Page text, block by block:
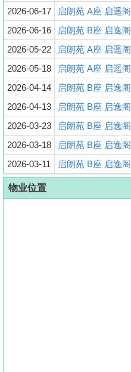
2026-06-17
启朗苑 A座 启遥阁
2026-06-16
启朗苑 B座 启逸阁
2026-05-22
启朗苑 A座 启遥阁
2026-05-18
启朗苑 A座 启遥阁
2026-04-14
启朗苑 B座 启逸阁
2026-04-13
启朗苑 B座 启逸阁
2026-03-23
启朗苑 B座 启逸阁
2026-03-18
启朗苑 B座 启逸阁
2026-03-11
启朗苑 B座 启逸阁
物业位置